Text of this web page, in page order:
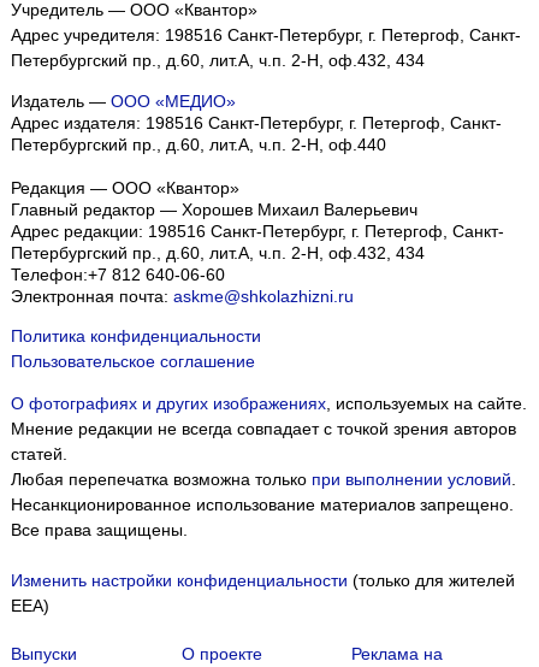
Учредитель — ООО «Квантор»
Адрес учредителя: 198516 Санкт-Петербург, г. Петергоф, Санкт-
Петербургский пр., д.60, лит.А, ч.п. 2-Н, оф.432, 434
Издатель — ООО «МЕДИО»
Адрес издателя: 198516 Санкт-Петербург, г. Петергоф, Санкт-
Петербургский пр., д.60, лит.А, ч.п. 2-Н, оф.440
Редакция — ООО «Квантор»
Главный редактор — Хорошев Михаил Валерьевич
Адрес редакции: 198516 Санкт-Петербург, г. Петергоф Санкт-
Петербургский пр., д.60, лит.А, ч.п. 2-Н, оф.432, 434
Телефон:+7 812 640-06-60
Электронная почта: askme@shkolazhizni.ru
Политика конфиденциальности
Пользовательское соглашение
О фотографиях и других изображениях, используемых на сайте.
Мнение редакции не всегда совпадает с точкой зрения авторов
статей.
Любая перепечатка возможна только при выполнении условий
Несанкционированное использование материалов запрещено.
Все права защищены.
Изменить настройки конфиденциальности (только для жителей
EEA)
Выпуски О проекте Реклама на